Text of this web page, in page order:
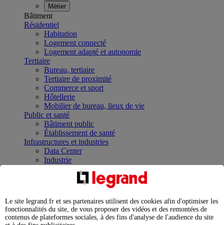
Métier
Bâtiment
Résidentiel
Habitation
Logement connecté
Logement adapté et autonomie
Tertiaire
Bureau, tertiaire
Tertiaire de proximité
Commerce et sport
Hôtellerie
Mobilier de bureau, lieux de vie
Public et santé
Bâtiment public
Établissement de santé
Infrastructures et industries
Data Center
Industrie
Infrastructures
Contrôler et planifier le fonctionnement des appareils
Répartir et optimiser son tableau électrique
Legrand Data Center Solutions : concentrer les
expertises au service de vos performances
Le site legrand.fr et ses partenaires utilisent des cookies afin d'optimiser les
fonctionnalités du site, de vous proposer des vidéos et des remontées de
contenus de plateformes sociales, à des fins d'analyse de l'audience du site